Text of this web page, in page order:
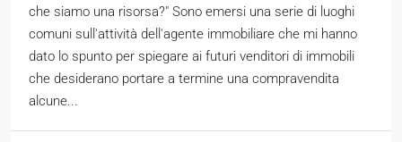
che siamo una risorsa?" Sono emersi una serie di luoghi
comuni sull'attività dell'agente immobiliare che mi hanno
dato lo spunto per spiegare ai futuri venditori di immobili
che desiderano portare a termine una compravendita
alcune...